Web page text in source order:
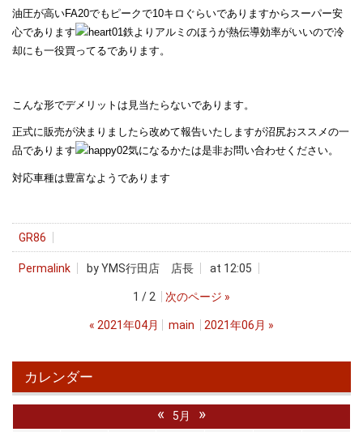
油圧が高いFA20でもピークで10キロぐらいでありますからスーパー安
心であります
鉄よりアルミのほうが熱伝導効率がいいので冷
却にも一役買ってるであります。
こんな形でデメリットは見当たらないであります。
正式に販売が決まりましたら改めて報告いたしますが沼尻おススメの一
品であります
気になるかたは是非お問い合わせください。
対応車種は豊富なようであります
GR86
Permalink by YMS行田店 店長 at 12:05
1 / 2 次のページ »
« 2021年04月 main 2021年06月 »
カレンダー
« 5月 »